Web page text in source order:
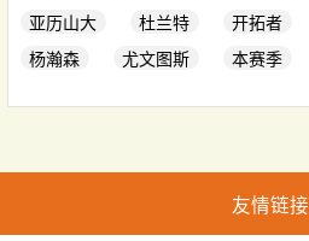
亚历山大
杜兰特 开拓者
杨瀚森
尤文图斯 本赛季
友情链接